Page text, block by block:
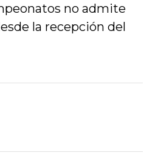
no admite
la recepción del